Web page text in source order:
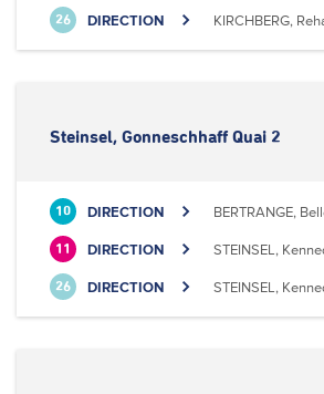
26 DIRECTION KIRCHBERG,
Steinsel, Gonneschhaff Quai 2
10 DIRECTION BERTRANGE,
11 DIRECTION STEINSEL,
26 DIRECTION STEINSEL,